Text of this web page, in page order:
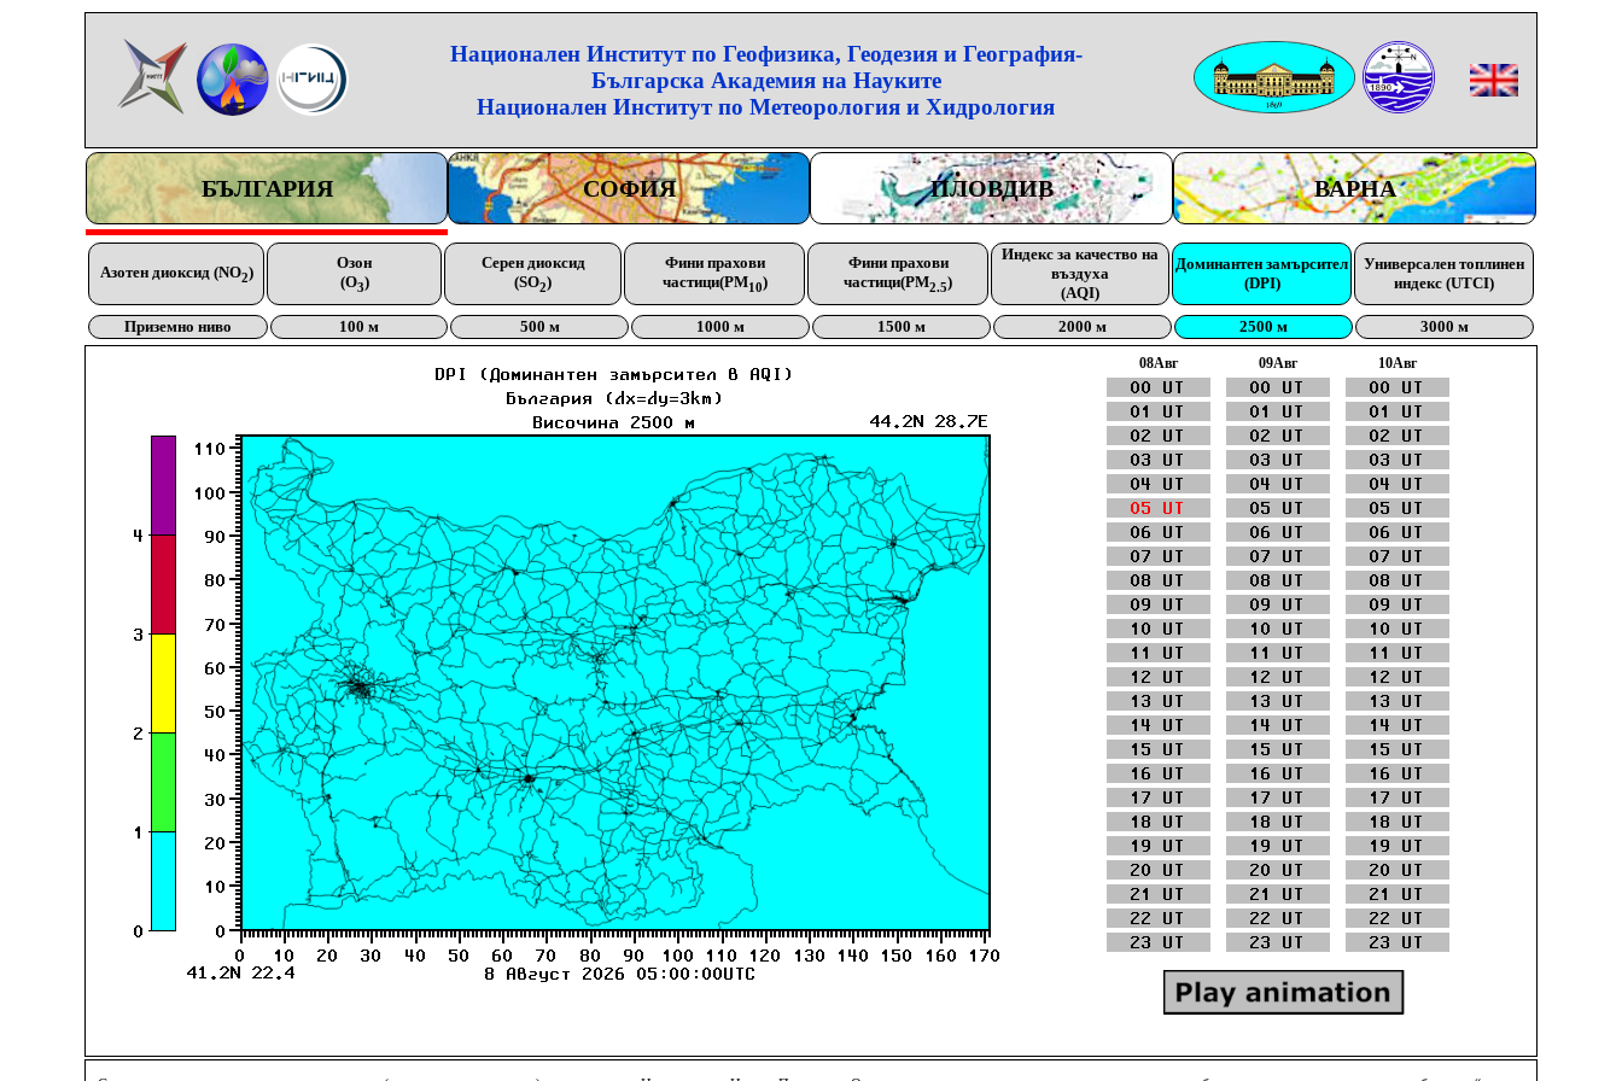
Национален Институт по Геофизика, Геодезия и География-
Българска Академия на Науките
Национален Институт по Метеорология и Хидрология
БЪЛГАРИЯ СОФИЯ ПЛОВДИВ ВАРНА
Азотен диоксид (NO2)
Озон
(O3)
Серен диоксид
(SO2)
Фини прахови
частици(PM10)
Фини прахови
частици(PM2.5)
Индекс за качество на
въздуха
(AQI)
Доминантен замърсител
(DPI)
Универсален топлинен
индекс (UTCI)
Приземно ниво 100 м 500 м 1000 м 1500 м 2000 м 2500 м 3000 м
08Aвг 09Aвг 10Aвг